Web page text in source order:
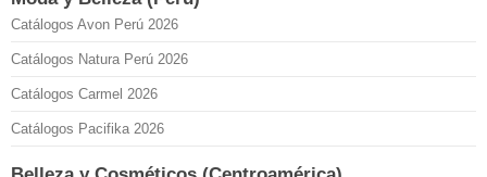
Catálogos Avon Perú 2026
Catálogos Natura Perú 2026
Catálogos Carmel 2026
Catálogos Pacifika 2026